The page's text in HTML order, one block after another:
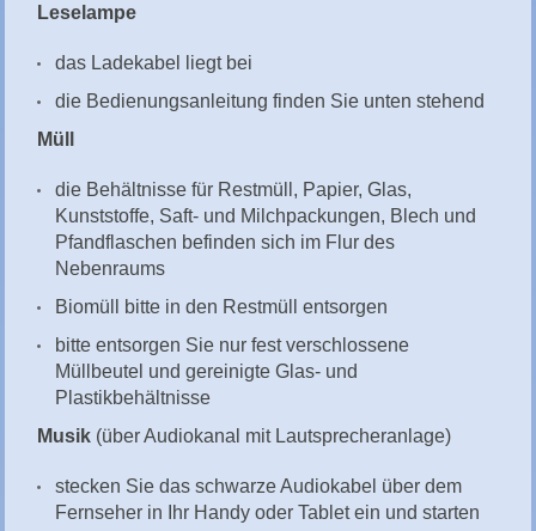
Leselampe
das Ladekabel liegt bei
die Bedienungsanleitung finden Sie unten stehend
Müll
die Behältnisse für Restmüll, Papier, Glas,
Kunststoffe, Saft- und Milchpackungen, Blech und
Pfandflaschen befinden sich im Flur des
Nebenraums
Biomüll bitte in den Restmüll entsorgen
bitte entsorgen Sie nur fest verschlossene
Müllbeutel und gereinigte Glas- und
Plastikbehältnisse
Musik(über Audiokanal mit Lautsprecheranlage)
stecken Sie das schwarze Audiokabel über dem
Fernseher in Ihr Handy oder Tablet ein und starten